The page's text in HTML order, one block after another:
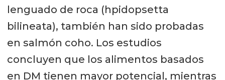
lenguado de roca (hpidopsetta
bilineata), también han sido probadas
en salmón coho. Los estudios
concluyen que los alimentos basados
en DM tienen mayor potencial, mientras